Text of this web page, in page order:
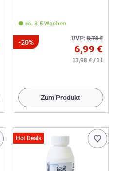
ca. 3-5 Wochen
UVP:8,78€
-20%
6,99 €
13,98 € / 1 l
Zum Produkt
Hot Deals